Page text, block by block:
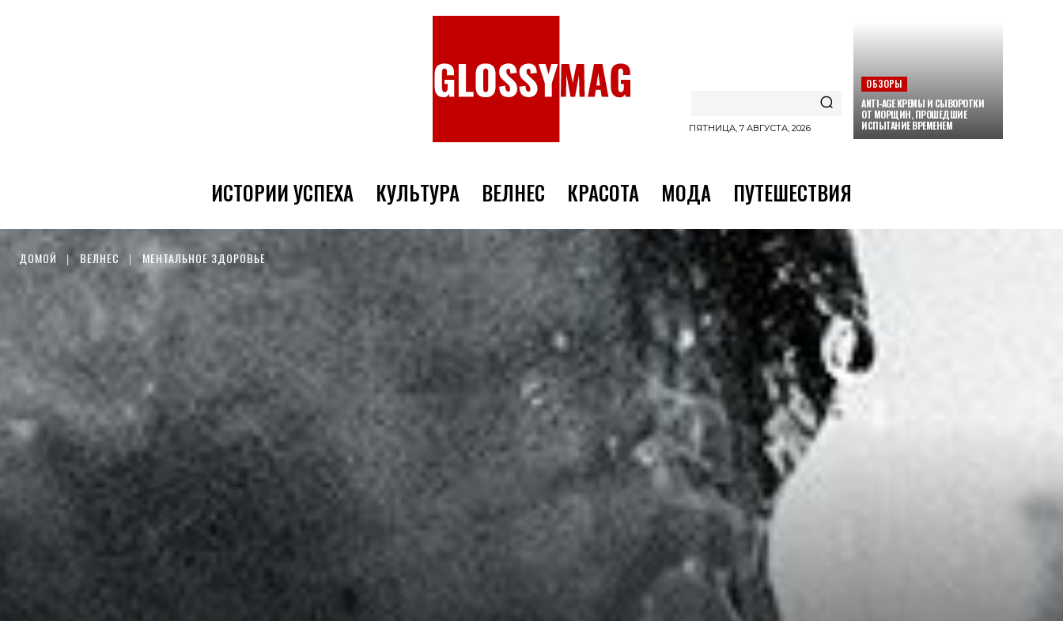
ПЯТНИЦА, 7 АВГУСТА, 2026
ОБЗОРЫ
ANTI-AGE КРЕМЫ И СЫВОРОТКИ
ОТ МОРЩИН, ПРОШЕДШИЕ
ИСПЫТАНИЕ ВРЕМЕНЕМ
ИСТОРИИ УСПЕХА КУЛЬТУРА ВЕЛНЕС КРАСОТА МОДА ПУТЕШЕСТВИЯ
ДОМОЙ ВЕЛНЕС МЕНТАЛЬНОЕ ЗДОРОВЬЕ